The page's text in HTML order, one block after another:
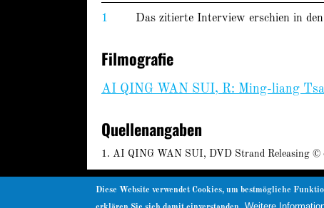
1 Das zitierte Interview erschien in
Filmografie
AI QING WAN SUI, R: Ming-liang
Quellenangaben
AI QING WAN SUI, DVD Strand Releasing ©
Diese Website verwendet Cookies, um bestmögliche